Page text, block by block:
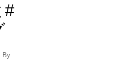
#
작
By